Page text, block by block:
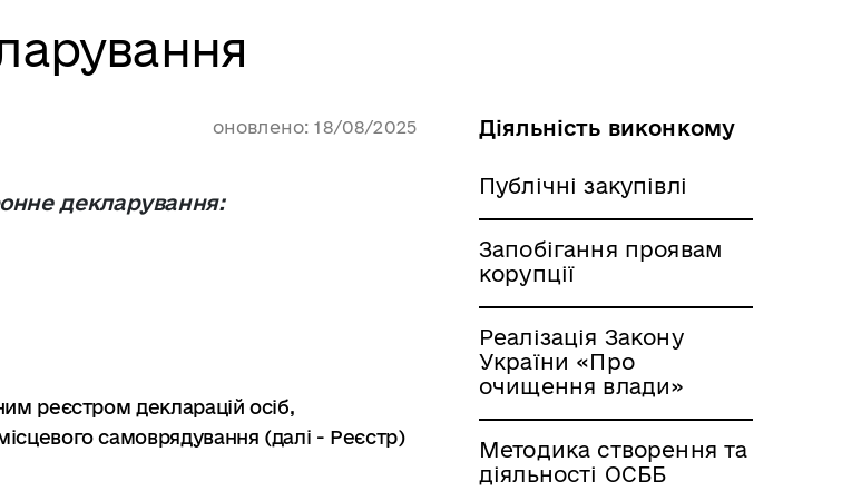
оновлено: 18/08/2025
декларування:
реєстром декларацій осіб,
самоврядування (далі - Реєстр)
Діяльність виконкому
Публічні закупівлі
Запобігання проявам
корупції
Реалізація Закону
України «Про
очищення влади»
Методика створення та
діяльності ОСББ